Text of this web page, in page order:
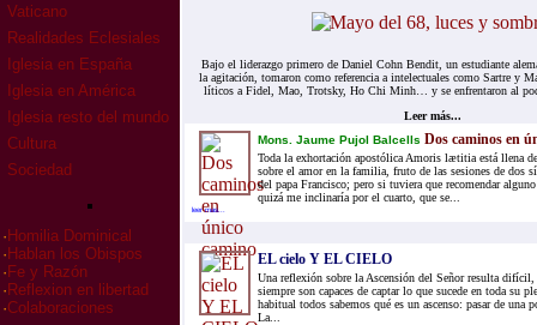
Vaticano
Realidades Eclesiales
Iglesia en España
Iglesia en América
Iglesia resto del mundo
Cultura
Sociedad
· Homilia Dominical
· Hablan los Obispos
· Fe y Razón
· Reflexion en libertad
·Colaboraciones
Bajo el li­de­raz­go pri­me­ro de Da­niel Cohn Ben­dit, un es­tu­dian­te
la agi­ta­ción, to­ma­ron como re­fe­ren­cia a in­te­lec­tua­les como Sar­tre y
lí­ti­cos a Fi­del, Mao, Trotsky, Ho Chi Minh… y se en­fren­ta­ron al
Leer más...
Mons. Jaume Pujol Balcells Dos caminos en
Toda la exhortación apostólica Amoris lætitia está llena
sobre el amor en la familia, fruto de las sesiones de dos
del papa Francisco; pero si tuviera que recomendar
quizá me inclinaría por el cuarto, que se...
leer mas...
EL cielo Y EL CIELO
Una reflexión sobre la Ascensión del Señor resulta difícil,
siempre son capaces de captar lo que sucede en toda su
habitual todos sabemos qué es un ascenso: pasar de una
La...